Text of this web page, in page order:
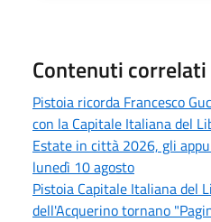
Contenuti correlati
Pistoia ricorda Francesco
con la Capitale Italiana del
Estate in città 2026, gli
lunedì 10 agosto
Pistoia Capitale Italiana del
dell'Acquerino tornano